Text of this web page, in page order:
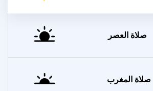
صلاة العصر
صلاة المغرب